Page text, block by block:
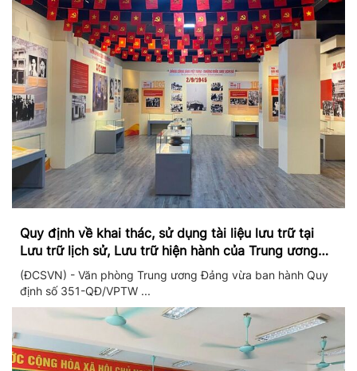
Quy định về khai thác, sử dụng tài liệu lưu trữ tại
Lưu trữ lịch sử, Lưu trữ hiện hành của Trung ương
Đảng và Văn phòng Trung ương Đảng
(ĐCSVN) - Văn phòng Trung ương Đảng vừa ban hành Quy
định số 351-QĐ/VPTW ...